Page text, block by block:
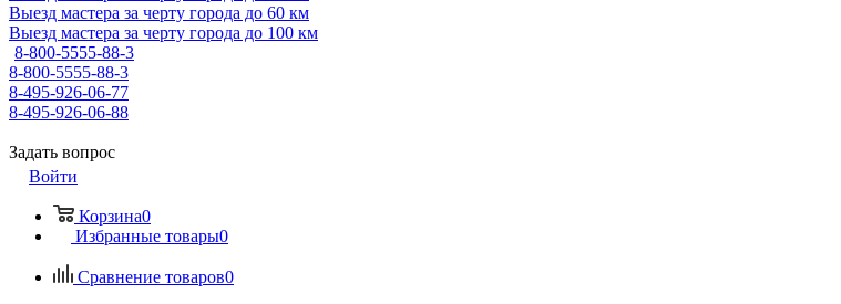
Выезд мастера за черту города до 60 км
Выезд мастера за черту города до 100 км
8-800-5555-88-3
8-800-5555-88-3
8-495-926-06-77
8-495-926-06-88
Задать вопрос
Войти
Корзина0
Избранные товары0
Сравнение товаров0